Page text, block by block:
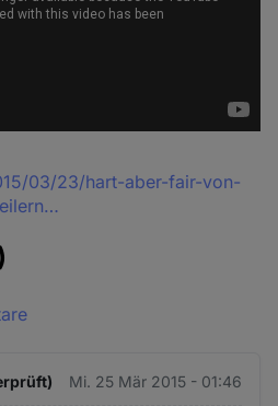
03/23/hart-aber-fair-von-
Mi. 25 Mär 2015 - 01:46